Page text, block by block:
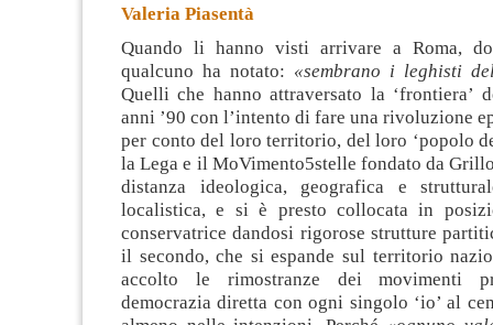
Valeria Piasentà
Quando li hanno visti arrivare a Roma,
qualcuno ha notato: «sembrano i leghisti
Quelli che hanno attraversato la ‘frontiera’
anni ’90 con l’intento di fare una rivoluzione
per conto del loro territorio, del loro ‘popolo
la Lega e il MoVimento5stelle fondato da
distanza ideologica, geografica e
localistica, e si è presto collocata in
conservatrice dandosi rigorose strutture
il secondo, che si espande sul territorio
accolto le rimostranze dei movimenti
democrazia diretta con ogni singolo ‘io’ al